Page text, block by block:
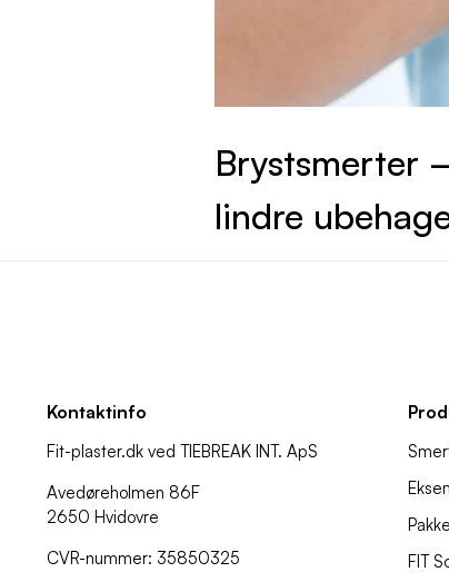
Brystsmerter
lindre
Kontaktinfo
Fit-plaster.dk ved TIEBREAK INT. ApS
Avedøreholmen 86F
2650 Hvidovre
CVR-nummer: 35850325
FIT